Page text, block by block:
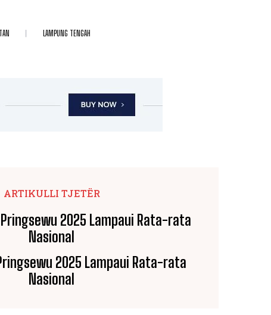
LAMPUNG TENGAH
ARTIKULLI TJETËR
2025 Lampaui Rata-rata
Nasional